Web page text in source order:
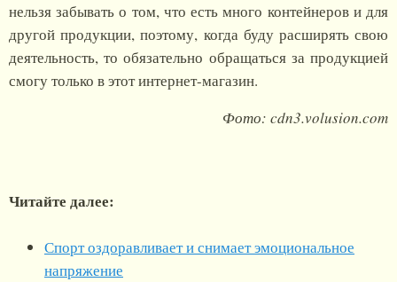
нельзя забывать о том, что есть много контейнеров и для
другой продукции, поэтому, когда буду расширять свою
деятельность, то обязательно обращаться за продукцией
смогу только в этот интернет-магазин.
Фото: cdn3.volusion.com
Читайте далее:
Спорт оздоравливает и снимает эмоциональное
напряжение